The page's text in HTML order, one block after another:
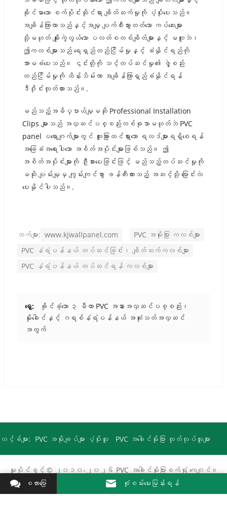
ခိုင်မာသော စက်ပိုင်းဆိုင်ရာ ချိတ်ဆက်မှုကို ပံ့ပိုးပေးသည်။
အချိန်ကြာလာသည်နှင့်အမျှ ပျက်စီးသွားတတ်သော ကပ်ဆေးများ
သို့မဟုတ် ချိုးကွဲလွယ်သော ပလတ်စတစ်ချိတ်များနှင့် မတူဘဲ၊
ဤကလစ်များသည် ရေရှည်တည်ငြိမ်မှုနှင့် ခံနိုင်ရည်ကို
အာမခံပေးသည်။ ၎င်းတို့ကို သင့်တပ်ဆင်မှု၏ ဖွဲ့စည်း
တည်ငြိမ်မှုကို ထိန်းသိမ်းကာ အချိန်ကြာရှည်ခံနိုင်ရန်
ဒီဇိုင်းထုတ်ထားသည်။.
မည်သည့်အဓိပ္ပာယ်မျှမဆို Professional Installation
Clips များသည် အလှဆင်ပစ္စည်းတစ်ခုသာမဟုတ်ဘဲ PVC
panel ပရောဂျက်များတွင် ထူးခြားထင်ရှားသော ရလဒ်များရရှိစေရန်
အခြေခံအရေးပါသော အစိတ်အပိုင်းများဖြစ်သည်။ ဤ
အစိတ်အပိုင်းများကို ဦးစားပေးခြင်းဖြင့် မည်သည့်တပ်ဆင်မှုကို
မဆို ပျမ်းမျှမှ ကျွမ်းကျင်စွာ ဖန်တီးထားသည့် အဆင့်သို့ ပြောင်းလဲ
ပေးနိုင်ပါသည်။.
တက်များ: www.kjwallpanel.com
PVC အမိုးပြား ကလစ်များ
PVC နံရံပန်နယ် တပ်ဆင်ခြင်း၊ ချိတ်ဆက်ကလစ်များ
PVC နံရံပန်နယ် တပ်ဆင်ရန် ကလစ်များ
ရှေ့:
ခိုင်ခံ့သော ၃ မီတာ PVC အနားအလှဆင်ပစ္စည်း၊
မိုးခေါင်နှင့် ဂရစ်နံရံပန်နယ် အဆုံးသတ်အလှဆင်
အတွက်
လင့်ခ်များ: PVC အမိုးချပ်များ ပံ့ပိုးသူ PVC အခေါင်မိုးပြား ထုတ်လုပ်သူများ
မူပိုင်ခွင့် © ၂၀၁၀-၂၀၂၆ PVC အခေါင်မိုးပြားစက်ရုံ ကေဂျင်။
အခွင့်အရေးအားလုံးကို ကာကွယ်ထားသည်။.
စကားပြော စုံစမ်းမေးမြန်းရန်